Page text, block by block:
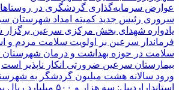
عوارض سرمایه‌گذاری گردشگری در روستاها
سروری رئیس جدید کمیته امداد شهرستان
یادواره شهدای بخش مرکزی سرعین برگزار
فرماندار سرعین بر اولویت سلامت مردم و
سلامت در حوزه بهداشت و درمان شهرستان
بیمارستان سرعین ضرورتی انکار ناپذیر است
ورود سالانه هشت میلیون گردشگر به
استانداراردبیل: سه هزار